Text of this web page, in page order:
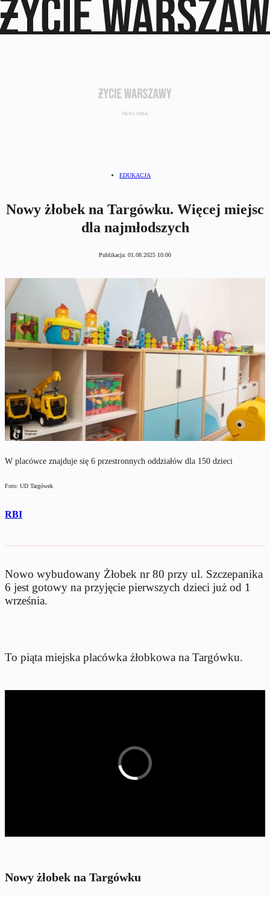
EDUKACJA
Nowy żłobek na Targówku. Więcej miejsc
dla najmłodszych
Publikacja: 01.08.2025 10:00
W placówce znajduje się 6 przestronnych oddziałów dla 150 dzieci
Foto: UD Targówek
RBI
Nowo wybudowany Żłobek nr 80 przy ul. Szczepanika
6 jest gotowy na przyjęcie pierwszych dzieci już od 1
września.
To piąta miejska placówka żłobkowa na Targówku.
Nowy żłobek na Targówku